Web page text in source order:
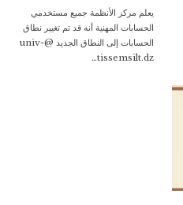
يعلم مركز الأنظمة جميع مستخدمي
الحسابات المهنية أنه قد تم تغيير نطاق
الحسابات إلى النطاق الجديد @univ-
tissemsilt.dz…